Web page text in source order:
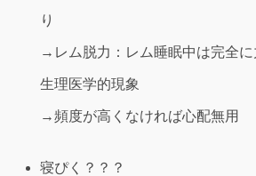
り
→レム脱力：レム睡眠中は完全に
生理医学的現象
→頻度が高くなければ心配無用
寝ぴく？？？